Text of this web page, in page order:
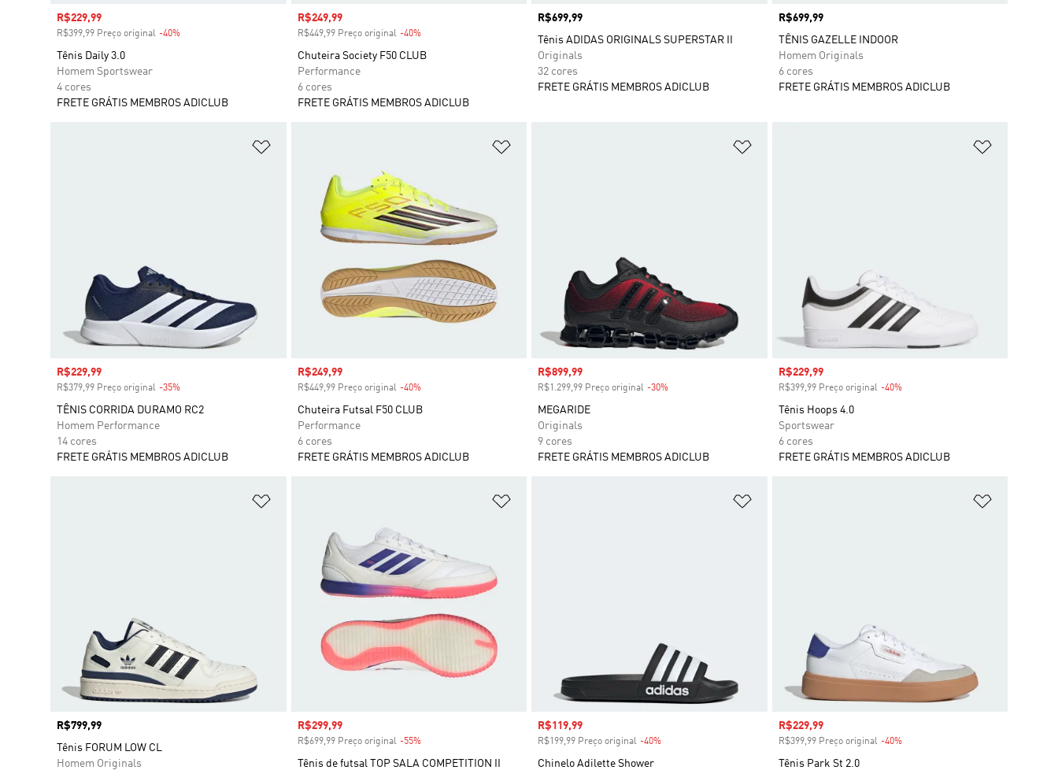
Preço com desconto
R$229,99
R$399,99 Preço original -40%
Tênis Daily 3.0
Homem Sportswear
4 cores
FRETE GRÁTIS MEMBROS ADICLUB
Preço com desconto
R$249,99
R$449,99 Preço original -40%Desconto
Chuteira Society F50 CLUB
Performance
6 cores
FRETE GRÁTIS MEMBROS ADICLUB
Preço
R$699,99
Tênis ADIDAS ORIGINALS SUPERSTAR II
Originals
32 cores
FRETE GRÁTIS MEMBROS ADICLUB
Preço
R$699,99
TÊNIS GAZELLE INDOOR
Homem Originals
6 cores
FRETE GRÁTIS MEMBROS ADICLUB
Preço com desconto
R$229,99
R$379,99 Preço original -35%
TÊNIS CORRIDA DURAMO RC2
Homem Performance
14 cores
FRETE GRÁTIS MEMBROS ADICLUB
Preço com desconto
R$249,99
R$449,99 Preço original -40%Desconto
Chuteira Futsal F50 CLUB
Performance
6 cores
FRETE GRÁTIS MEMBROS ADICLUB
Preço com desconto
R$899,99
R$1.299,99 Preço original -30%
MEGARIDE
Originals
9 cores
FRETE GRÁTIS MEMBROS ADICLUB
Preço com desconto
R$229,99
R$399,99 Preço original -40%Desconto
Tênis Hoops 4.0
Sportswear
6 cores
FRETE GRÁTIS MEMBROS ADICLUB
Preço
R$799,99
Tênis FORUM LOW CL
Homem Originals
Preço com desconto
R$299,99
R$699,99 Preço original -55%Desconto
Tênis de futsal TOP SALA COMPETITION II
Preço com desconto
R$119,99
R$199,99 Preço original -40%
Chinelo Adilette Shower
Preço com desconto
R$229,99
R$399,99 Preço original -40%Desconto
Tênis Park St 2.0